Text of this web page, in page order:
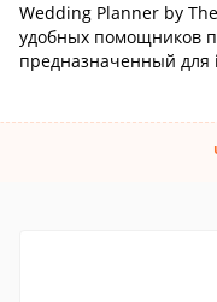
Wedding Planner by
удобных помощников
предназначенный для